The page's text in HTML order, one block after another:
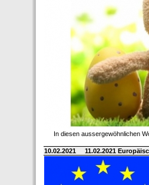
In diesen aussergewöhnlichen
10.02.2021 11.02.2021